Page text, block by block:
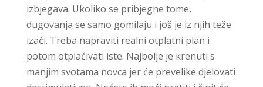
izbjegava. Ukoliko se pribjegne tome,
dugovanja se samo gomilaju i još je iz njih teže
izaći. Treba napraviti realni otplatni plan i
potom otplaćivati iste. Najbolje je krenuti s
manjim svotama novca jer će prevelike djelovati